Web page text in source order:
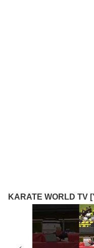
KARATE WORLD TV